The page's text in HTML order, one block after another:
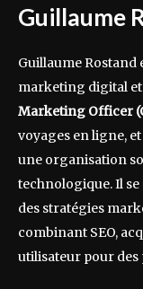
Guillaume
Guillaume
marketing digital
Marketing Officer
voyages en ligne, et
une organisation
technologique. Il
des stratégies
combinant SEO,
utilisateur pour